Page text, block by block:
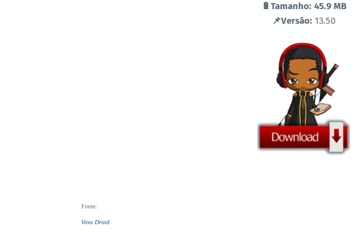
🔋Tamanho: 45.9 MB
📌Versão: 13.50
Fonte:
Vovo Droid